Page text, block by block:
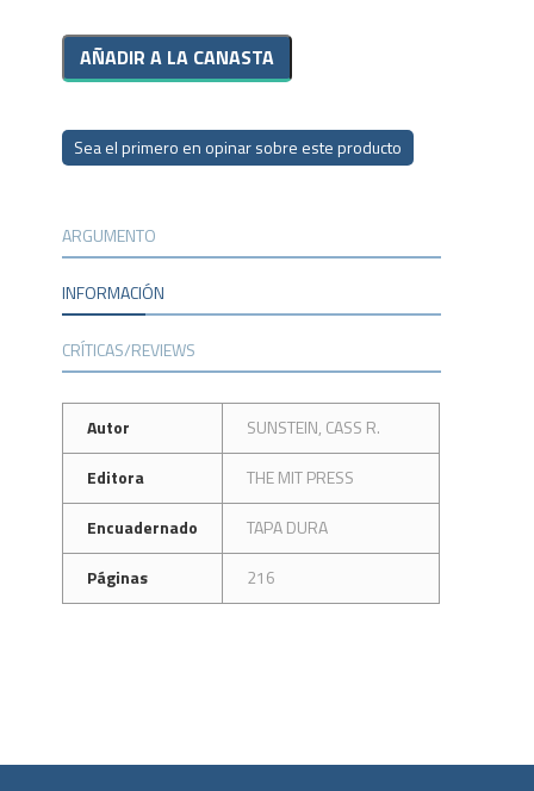
Sea el primero en opinar sobre este producto
ARGUMENTO
INFORMACIÓN
CRÍTICAS/REVIEWS
Autor
SUNSTEIN, CASS R.
Editora
THE MIT PRESS
Encuadernado
TAPA DURA
Páginas
216